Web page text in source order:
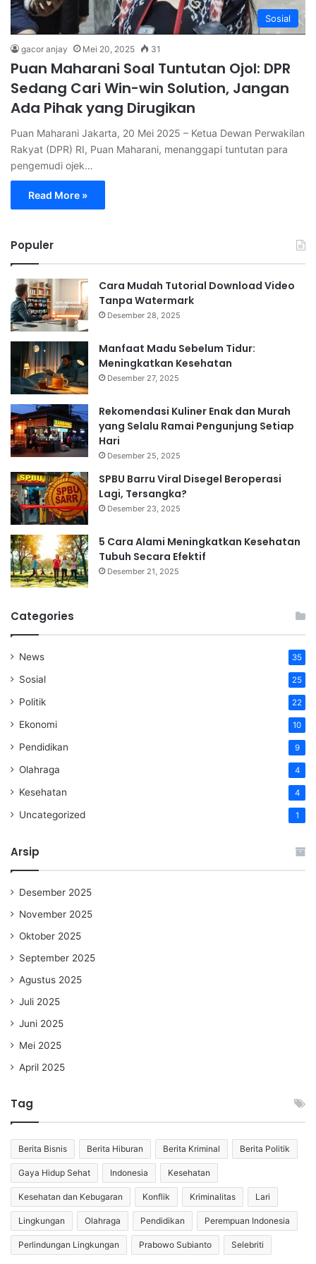
Sosial
gacor anjay Mei 20, 2025 31
Puan Maharani Soal Tuntutan Ojol: DPR
Sedang Cari Win-win Solution, Jangan
Ada Pihak yang Dirugikan
Puan Maharani Jakarta, 20 Mei 2025 – Ketua Dewan Perwakilan
Rakyat (DPR) RI, Puan Maharani, menanggapi tuntutan para
pengemudi ojek…
Read More »
Populer
Cara Mudah Tutorial Download Video
Tanpa Watermark
Desember 28, 2025
Manfaat Madu Sebelum Tidur:
Meningkatkan Kesehatan
Desember 27, 2025
Rekomendasi Kuliner Enak dan Murah
yang Selalu Ramai Pengunjung Setiap
Hari
Desember 25, 2025
SPBU Barru Viral Disegel Beroperasi
Lagi, Tersangka?
Desember 23, 2025
5 Cara Alami Meningkatkan Kesehatan
Tubuh Secara Efektif
Desember 21, 2025
Categories
News 35
Sosial 25
Politik 22
Ekonomi 10
Pendidikan 9
Olahraga 4
Kesehatan 4
Uncategorized 1
Arsip
Desember 2025
November 2025
Oktober 2025
September 2025
Agustus 2025
Juli 2025
Juni 2025
Mei 2025
April 2025
Tag
Berita Bisnis Berita Hiburan Berita Kriminal Berita Politik
Gaya Hidup Sehat Indonesia Kesehatan
Kesehatan dan Kebugaran Konflik Kriminalitas Lari
Lingkungan Olahraga Pendidikan Perempuan Indonesia
Perlindungan Lingkungan Prabowo Subianto Selebriti